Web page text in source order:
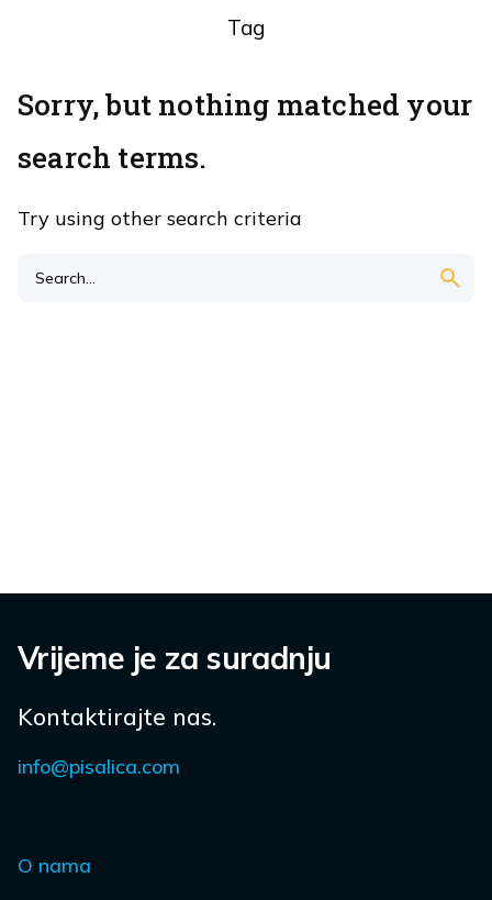
Tag
Sorry, but nothing matched your
search terms.
Try using other search criteria
Search
Vrijeme je za suradnju
Kontaktirajte nas.
info@pisalica.com
O nama